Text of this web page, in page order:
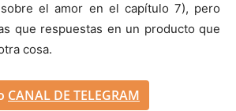
el amor en el capítulo 7), pero
que respuestas en un producto que
cosa.
CANAL DE TELEGRAM